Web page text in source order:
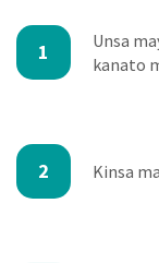
1
Unsa
kanato
2 Kinsa